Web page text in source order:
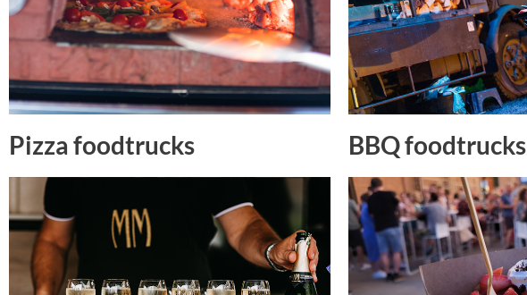
Pizza foodtrucks BBQ foodtrucks